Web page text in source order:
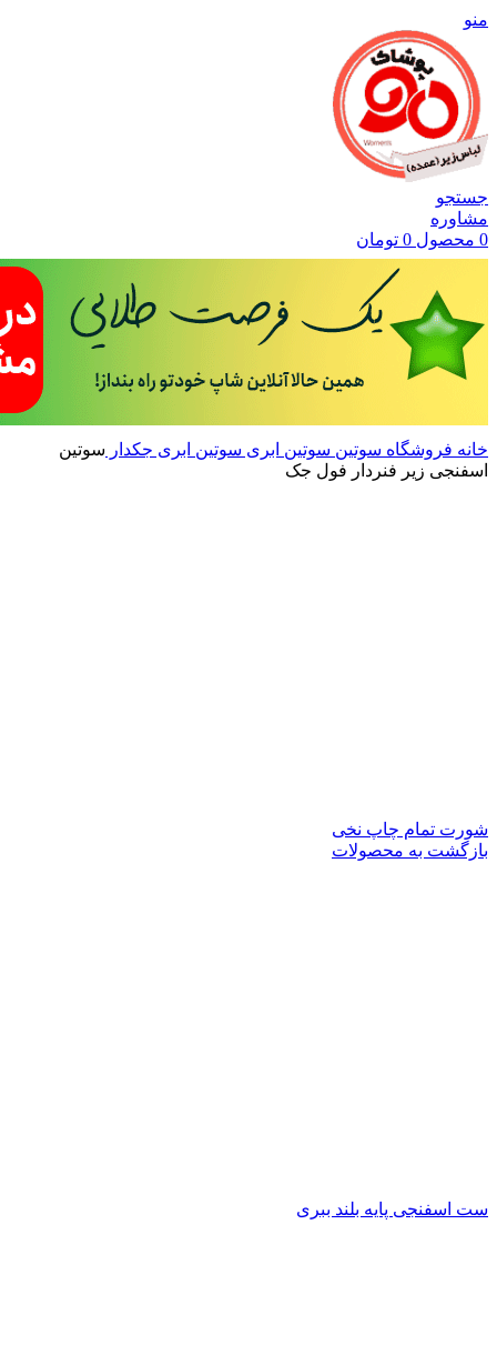
منو
جستجو
مشاوره
0 محصول 0 تومان
خانه فروشگاه سوتین سوتین ابری سوتین ابری جکدار سوتین
اسفنجی زیر فنردار فول جک
شورت تمام چاپ نخی
بازگشت به محصولات
ست اسفنجی پایه بلند ببری